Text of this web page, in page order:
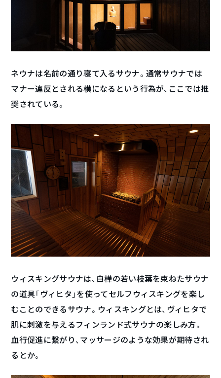
ネウナは名前の通り寝て入るサウナ。通常サウナでは
マナー違反とされる横になるという行為が、ここでは推
奨されている。
ウィスキングサウナは、白樺の若い枝葉を束ねたサウナ
の道具「ヴィヒタ」を使ってセルフウィスキングを楽し
むことのできるサウナ。ウィスキングとは、ヴィヒタで
肌に刺激を与えるフィンランド式サウナの楽しみ方。
血行促進に繋がり、マッサージのような効果が期待され
るとか。